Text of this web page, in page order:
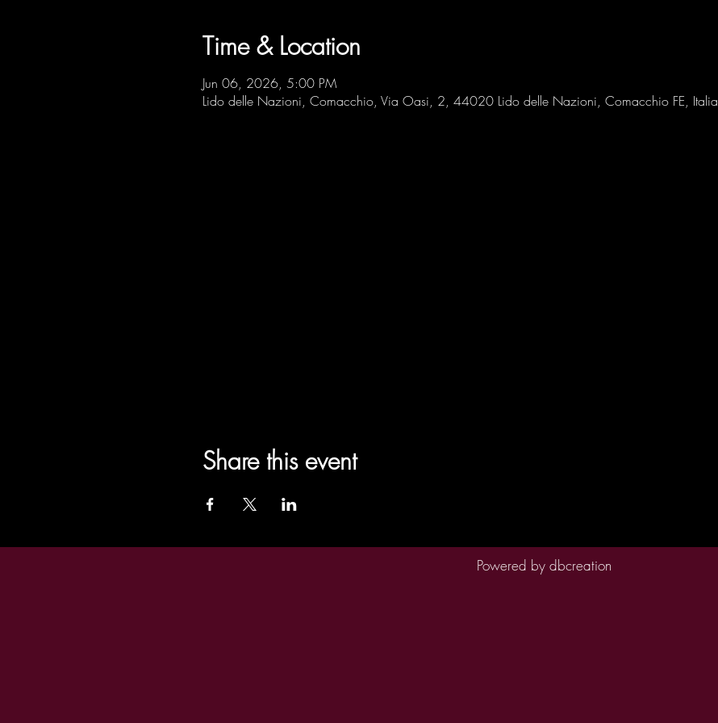
Time & Location
Jun 06, 2026, 5:00 PM
Lido delle Nazioni, Comacchio, Via Oasi, 2, 44020 Lido delle Nazioni, Comacchio FE, Italia
Share this event
Powered by dbcreation